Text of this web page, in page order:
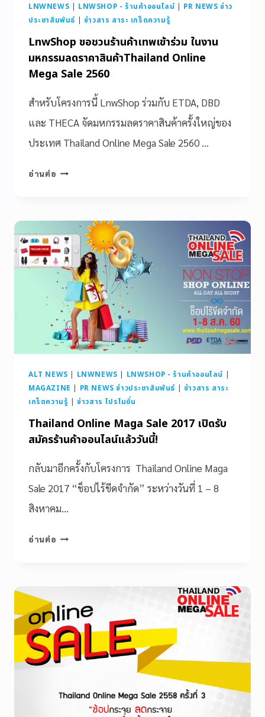
LNWNEWS | LNWSHOP - ร้านค้าออนไลน์ | PR NEWS ข่าว
ประชาสัมพันธ์ | ข่าวสาร สาระ เกร็ดความรู้
LnwShop ขอชวนร้านค้าเทพเข้าร่วม ในงาน
มหกรรมลดราคาสินค้าThailand Online
Mega Sale 2560
สำหรับโครงการนี้ LnwShop ร่วมกับ ETDA, DBD
และ THECA จัดมหกรรมลดราคาสินค้าครั้งใหญ่ของ
ประเทศ Thailand Online Mega Sale 2560 …
อ่านต่อ
ALT NEWS | LNWNEWS | LNWSHOP - ร้านค้าออนไลน์ |
MAGAZINE | PR NEWS ข่าวประชาสัมพันธ์ | ข่าวสาร สาระ
เกร็ดความรู้ |ข่าวสาร โปรโมชั่น
Thailand Online Maga Sale 2017 เปิดรับ
สมัครร้านค้าออนไลน์แล้ววันนี้!
กลับมาอีกครั้งกับโครงการ Thailand Online Maga
Sale 2017 “ช็อปไร้ขีดจำกัด” ระหว่างวันที่ 1 – 8
สิงหาคม…
อ่านต่อ